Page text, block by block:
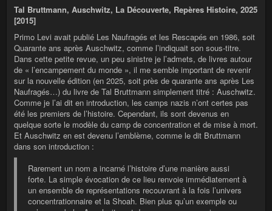
Tal Bruttmann, Auschwitz, La Découverte, Repères Histoire, 2025
[2015]
Primo Levi avait publié Les Naufragés et les Rescapés en 1986, soit
Quarante ans après Auschwitz, comme l’indiquait son sous-titre.
Dans cette petite revue, un peu sinistre je l’admets, de livres autour
de « l’encampement du monde », il me semble important de revenir
sur la nouvelle édition (en 2025, soit près de quarante ans après Les
Naufragés…) du livre de Tal Bruttmann simplement titré : Auschwitz.
Comme je l’ai dit en introduction, les camps nazis n’ont certes pas
été les premiers de l’histoire. Cependant, ils sont devenus en
quelque sorte le modèle du camp de concentration et de mise à mort.
Et Auschwitz en est devenu l’emblème, comme le dit Bruttmann
dans son introduction :
Rarement un nom a incarné l’histoire d’une manière aussi
forte. La simple évocation de ce lieu renvoie immédiatement à
un ensemble de représentations recouvrant à la fois l’univers
concentrationnaire et la Shoah. Bien plus qu’un exemple ou